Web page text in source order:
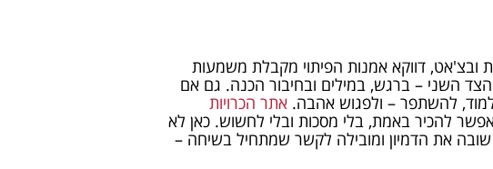
ובצ'אט, דווקא אמנות הפיתוי מקבלת משמעות
השני – ברגש, במילים ובחיבור הכנה. גם אם
להשתפר – ולפגוש אהבה. אתר הכרויות
להכיר באמת, בלי מסכות ובלי לחשוש. כאן לא
את הדמיון ומובילה לקשר שמתחיל בשיחה –